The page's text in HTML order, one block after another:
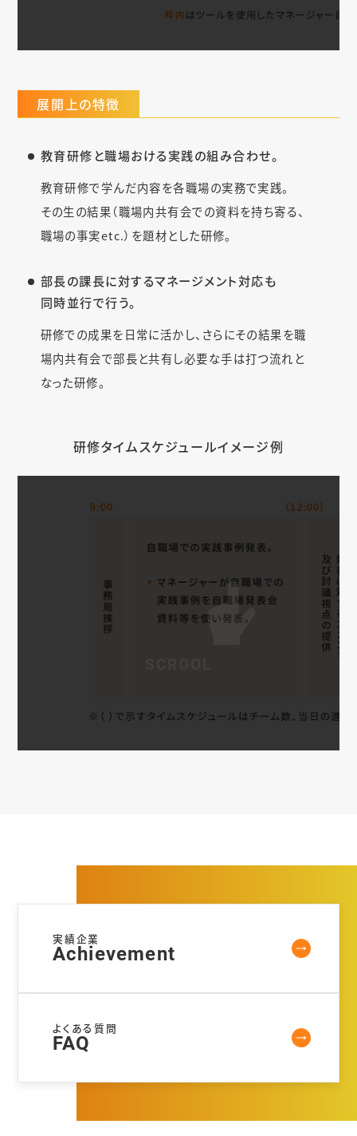
展開上の特徴
教育研修と職場おける実践の組み合わせ。
教育研修で学んだ内容を各職場の実務で実践。
その生の結果（職場内共有会での資料を持ち寄る、
職場の事実etc.）を題材とした研修。
部長の課長に対するマネージメント対応も
同時並行で行う。
研修での成果を日常に活かし、さらにその結果を職
場内共有会で部長と共有し必要な手は打つ流れと
なった研修。
研修タイムスケジュールイメージ例
実績企業
Achievement
よくある質問
FAQ